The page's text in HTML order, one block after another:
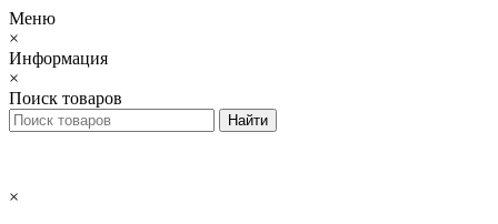
Меню
×
Информация
×
Поиск товаров
×